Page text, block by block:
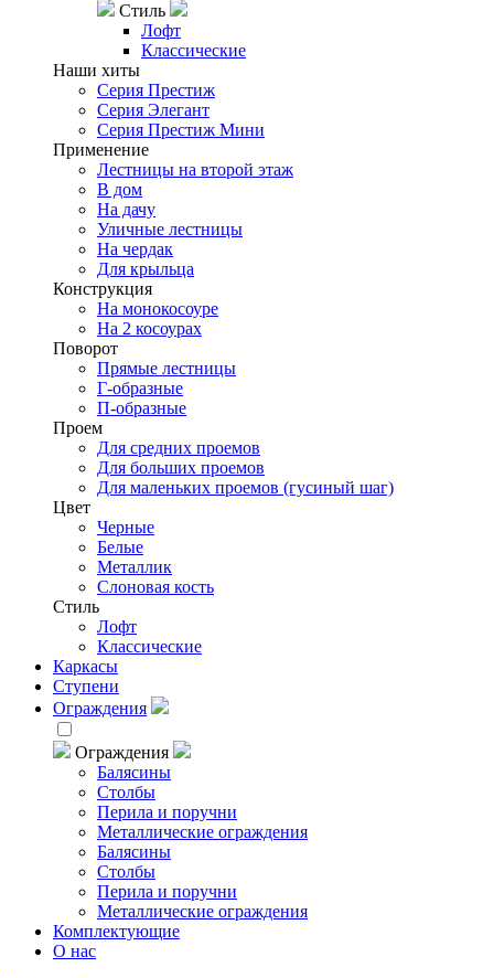
Стиль
Лофт
Классические
Наши хиты
Серия Престиж
Серия Элегант
Серия Престиж Мини
Применение
Лестницы на второй этаж
В дом
На дачу
Уличные лестницы
На чердак
Для крыльца
Конструкция
На монокосоуре
На 2 косоурах
Поворот
Прямые лестницы
Г-образные
П-образные
Проем
Для средних проемов
Для больших проемов
Для маленьких проемов (гусиный шаг)
Цвет
Черные
Белые
Металлик
Слоновая кость
Стиль
Лофт
Классические
Каркасы
Ступени
Ограждения
Ограждения
Балясины
Столбы
Перила и поручни
Металлические ограждения
Балясины
Столбы
Перила и поручни
Металлические ограждения
Комплектующие
О нас